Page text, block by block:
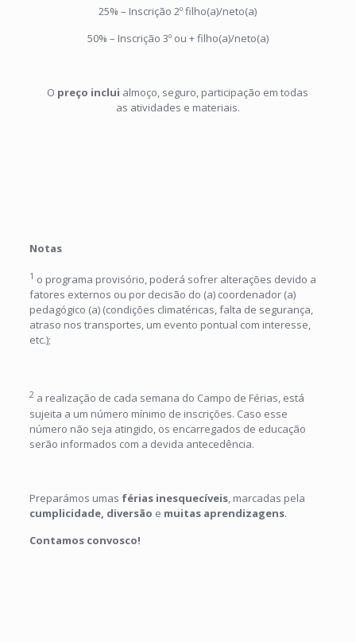
25% – Inscrição 2º filho(a)/neto(a)
50% – Inscrição 3º ou + filho(a)/neto(a)
O preço inclui almoço, seguro, participação em todas
as atividades e materiais.
Notas
1 o programa provisório, poderá sofrer alterações devido a
fatores externos ou por decisão do (a) coordenador (a)
pedagógico (a) (condições climatéricas, falta de segurança,
atraso nos transportes, um evento pontual com interesse,
etc.);
2a realização de cada semana do Campo de Férias, está
sujeita a um número mínimo de inscrições. Caso esse
número não seja atingido, os encarregados de educação
serão informados com a devida antecedência.
Preparámos umas férias inesquecíveis, marcadas pela
cumplicidade, diversão e muitas aprendizagens.
Contamos convosco!